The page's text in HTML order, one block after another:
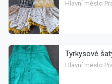
Hlavní město
Tyrkysové
Hlavní město